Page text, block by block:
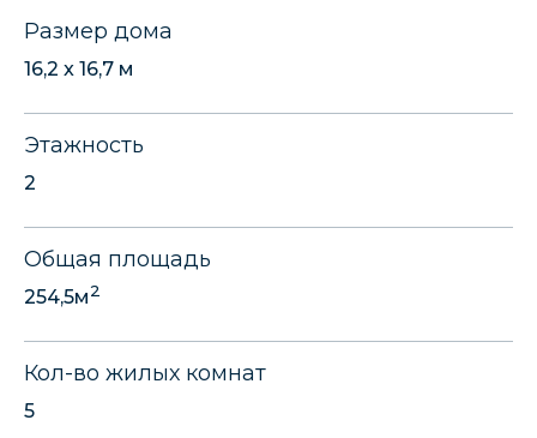
Размер дома
16,2 x 16,7 м
Этажность
2
Общая площадь
254,5м2
Кол-во жилых комнат
5